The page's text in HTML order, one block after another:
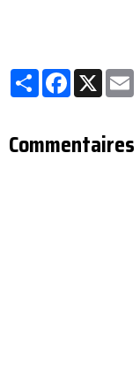
Partager
Facebook
X
Commentaires